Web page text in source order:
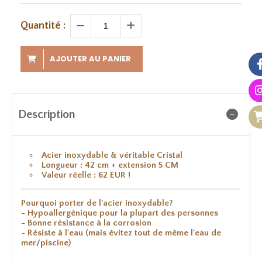
Quantité :
AJOUTER AU PANIER
Description
Acier inoxydable & véritable Cristal
Longueur : 42 cm + extension 5 CM
Valeur réelle : 62 EUR !
Pourquoi porter de l'acier inoxydable?
- Hypoallergénique pour la plupart des personnes
- Bonne résistance à la corrosion
- Résiste à l'eau (mais évitez tout de même l'eau de
mer/piscine)